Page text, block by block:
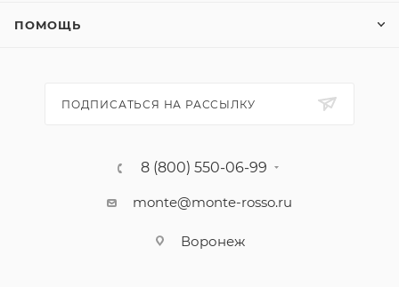
ПОМОЩЬ
ПОДПИСАТЬСЯ НА РАССЫЛКУ
8 (800) 550-06-99
monte@monte-rosso.ru
Воронеж